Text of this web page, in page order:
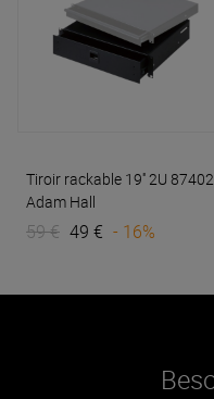
Tiroir rackable 19'' 2U
Adam Hall
59 € 49 € - 16%